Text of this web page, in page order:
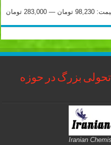
98,230 تومان — 283,000 تومان
بزرگ در حوزه
Iranian